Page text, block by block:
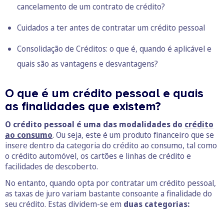
cancelamento de um contrato de crédito?
Cuidados a ter antes de contratar um crédito pessoal
Consolidação de Créditos: o que é, quando é aplicável e
quais são as vantagens e desvantagens?
O que é um crédito pessoal e quais
as finalidades que existem?
O crédito pessoal é uma das modalidades do crédito
ao consumo. Ou seja, este é um produto financeiro que se
insere dentro da categoria do crédito ao consumo, tal como
o crédito automóvel, os cartões e linhas de crédito e
facilidades de descoberto.
No entanto, quando opta por contratar um crédito pessoal,
as taxas de juro variam bastante consoante a finalidade do
seu crédito. Estas dividem-se em duas categorias: